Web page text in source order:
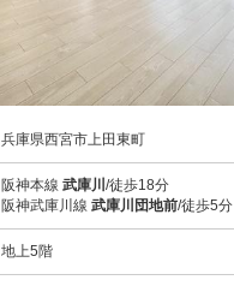
兵庫県西宮市上田東町
阪神本線武庫川/徒歩18分
阪神武庫川線武庫川団地前/徒歩5分
地上5階